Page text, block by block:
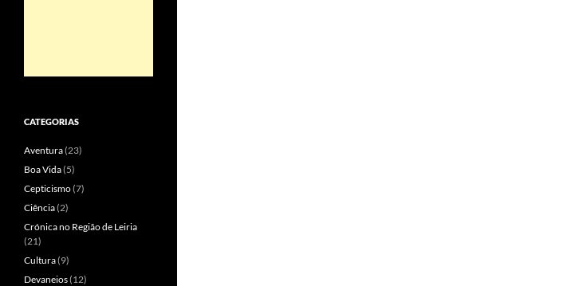
CATEGORIAS
Aventura(23)
Boa Vida(5)
Cepticismo(7)
Ciência(2)
Crónica no Região de Leiria
(21)
Cultura(9)
Devaneios(12)